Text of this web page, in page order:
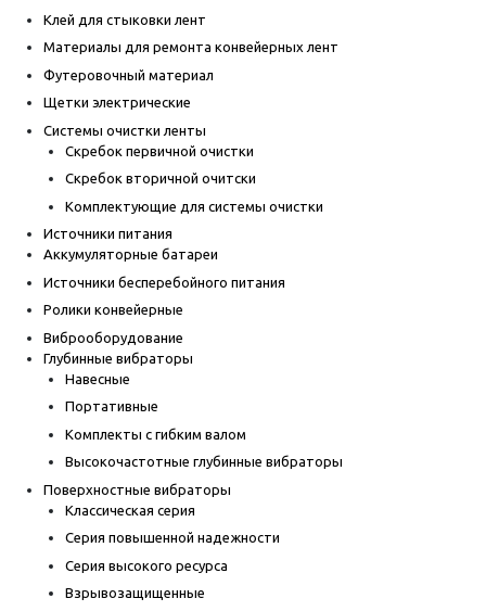
Клей для стыковки лент
Материалы для ремонта конвейерных лент
Футеровочный материал
Щетки электрические
Системы очистки ленты
Скребок первичной очистки
Скребок вторичной очитски
Комплектующие для системы очистки
Источники питания
Аккумуляторные батареи
Источники бесперебойного питания
Ролики конвейерные
Виброоборудование
Глубинные вибраторы
Навесные
Портативные
Комплекты с гибким валом
Высокочастотные глубинные вибраторы
Поверхностные вибраторы
Классическая серия
Серия повышенной надежности
Серия высокого ресурса
Взрывозащищенные